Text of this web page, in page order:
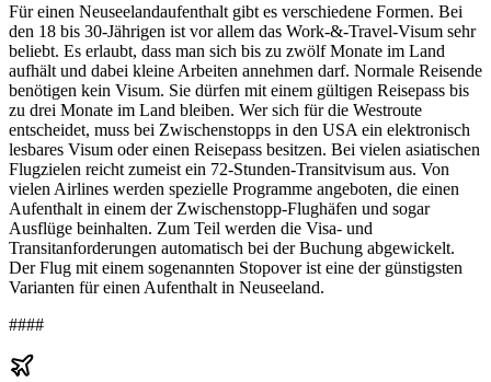
Für einen Neuseelandaufenthalt gibt es verschiedene Formen. Bei
den 18 bis 30-Jährigen ist vor allem das Work-&-Travel-Visum sehr
beliebt. Es erlaubt, dass man sich bis zu zwölf Monate im Land
aufhält und dabei kleine Arbeiten annehmen darf. Normale Reisende
benötigen kein Visum. Sie dürfen mit einem gültigen Reisepass bis
zu drei Monate im Land bleiben. Wer sich für die Westroute
entscheidet, muss bei Zwischenstopps in den USA ein elektronisch
lesbares Visum oder einen Reisepass besitzen. Bei vielen asiatischen
Flugzielen reicht zumeist ein 72-Stunden-Transitvisum aus. Von
vielen Airlines werden spezielle Programme angeboten, die einen
Aufenthalt in einem der Zwischenstopp-Flughäfen und sogar
Ausflüge beinhalten. Zum Teil werden die Visa- und
Transitanforderungen automatisch bei der Buchung abgewickelt.
Der Flug mit einem sogenannten Stopover ist eine der günstigsten
Varianten für einen Aufenthalt in Neuseeland.
####